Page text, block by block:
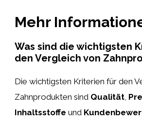
Mehr
Was sind die wichtigsten
den Vergleich von
Die wichtigsten Kriterien für den
Zahnprodukten sind Qualität,
Inhaltsstoffe und